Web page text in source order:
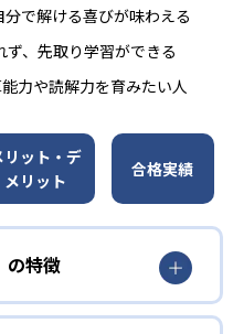
で解ける喜びが味わえる
、先取り学習ができる
力や読解力を育みたい人
リット・デ
メリット
合格実績
の特徴
力別学習